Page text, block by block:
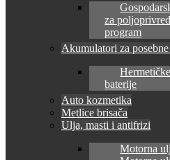
za
program
Akumulatori za
baterije
Auto kozmetika
Metlice brisača
Ulja, masti i antifrizi
Motorna